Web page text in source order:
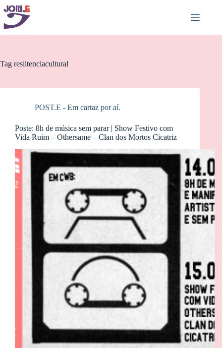
Pular
para
conteúdo
Tag resiltenciacultural
POST.E - Em cartaz por aí.
Poste: 8h de música sem parar | Show Festivo com
Vida Ruim – Othersame – Clan dos Mortos Cicatriz